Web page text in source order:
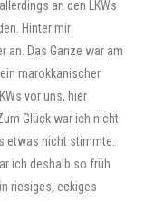
an den LKWs
Hinter mir
an. Das Ganze war am
marokkanischer
vor uns, hier
Glück war ich nicht
etwas nicht stimmte.
ich deshalb so früh
riesiges, eckiges